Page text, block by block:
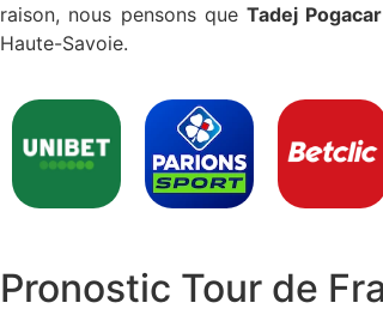
raison, nous pensons queTadej Pogacar
Haute-Savoie.
Pronostic Tour de